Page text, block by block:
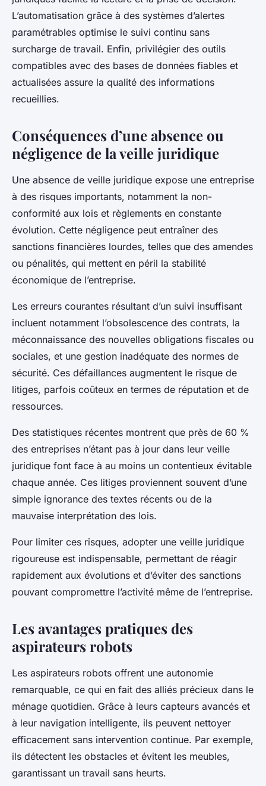
L’automatisation grâce à des systèmes d’alertes
paramétrables optimise le suivi continu sans
surcharge de travail. Enfin, privilégier des outils
compatibles avec des bases de données fiables et
actualisées assure la qualité des informations
recueillies.
Conséquences d’une absence ou
négligence de la veille juridique
Une absence de veille juridique expose une entreprise
à des risques importants, notamment la non-
conformité aux lois et règlements en constante
évolution. Cette négligence peut entraîner des
sanctions financières lourdes, telles que des amendes
ou pénalités, qui mettent en péril la stabilité
économique de l’entreprise.
Les erreurs courantes résultant d’un suivi insuffisant
incluent notamment l’obsolescence des contrats, la
méconnaissance des nouvelles obligations fiscales ou
sociales, et une gestion inadéquate des normes de
sécurité. Ces défaillances augmentent le risque de
litiges, parfois coûteux en termes de réputation et de
ressources.
Des statistiques récentes montrent que près de 60 %
des entreprises n’étant pas à jour dans leur veille
juridique font face à au moins un contentieux évitable
chaque année. Ces litiges proviennent souvent d’une
simple ignorance des textes récents ou de la
mauvaise interprétation des lois.
Pour limiter ces risques, adopter une veille juridique
rigoureuse est indispensable, permettant de réagir
rapidement aux évolutions et d’éviter des sanctions
pouvant compromettre l’activité même de l’entreprise.
Les avantages pratiques des
aspirateurs robots
Les aspirateurs robots offrent une autonomie
remarquable, ce qui en fait des alliés précieux dans le
ménage quotidien. Grâce à leurs capteurs avancés et
à leur navigation intelligente, ils peuvent nettoyer
efficacement sans intervention continue. Par exemple,
ils détectent les obstacles et évitent les meubles,
garantissant un travail sans heurts.